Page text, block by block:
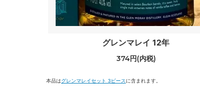
グレンマレイ 12年
374円(内税)
本品はグレンマレイセット 3ピースに含まれます。